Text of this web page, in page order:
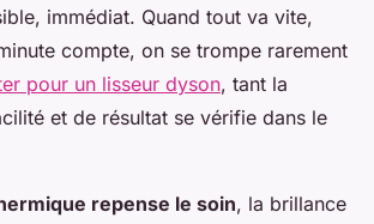
immédiat. Quand tout va vite,
compte, on se trompe rarement
pour un lisseur dyson, tant la
et de résultat se vérifie dans le
repense le soin, la brillance